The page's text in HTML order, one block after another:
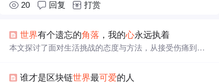
20 回复 打赏
世界有个遗忘的角落 ，我的心永远执着
本文探讨了面对生活挑战的态度与方法，从接受伤痛到自
谁才是区块链世界最可爱的人